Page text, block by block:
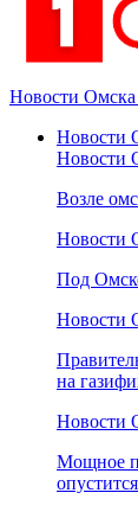
Новости Омска
Новости
Новости
Возле
Новости
Под
Новости
на
Новости
Мощное